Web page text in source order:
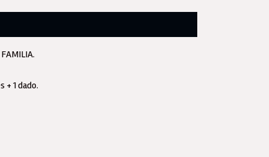
+ 1 dado.